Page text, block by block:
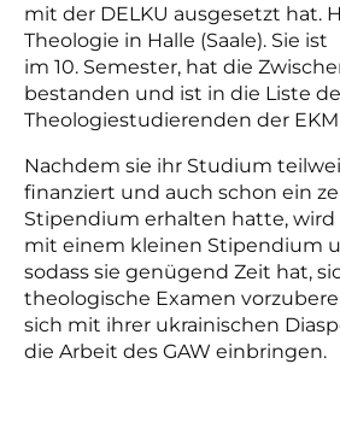
mit der DELKU ausgesetzt hat.
Theologie in Halle (Saale). Sie ist
im 10. Semester, hat die
bestanden und ist in die Liste
Theologiestudierenden der
Nachdem sie ihr Studium
finanziert und auch schon ein
Stipendium erhalten hatte, wird
mit einem kleinen Stipendium
sodass sie genügend Zeit hat,
theologische Examen
sich mit ihrer ukrainischen
die Arbeit des GAW einbringen.